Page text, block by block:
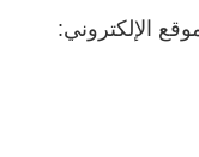
الإلكتروني: